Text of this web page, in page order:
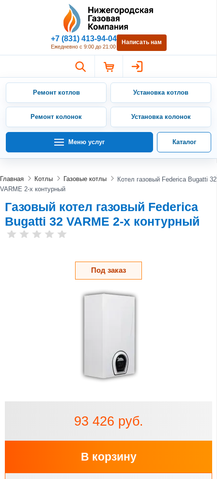
Нижегородская Газовая
+7 (831) 413-94-04
Ежедневно с 9:00 до 21:00
Написать нам
Ремонт котлов Установка котлов
Ремонт колонок Установка колонок
Меню услуг Каталог
Главная Котлы Газовые котлы
Котел газовый Federica Bugatti 32
VARME 2-х контурный
Газовый котел газовый Federica
Bugatti 32 VARME 2-х контурный
Под заказ
93 426 руб.
В корзину